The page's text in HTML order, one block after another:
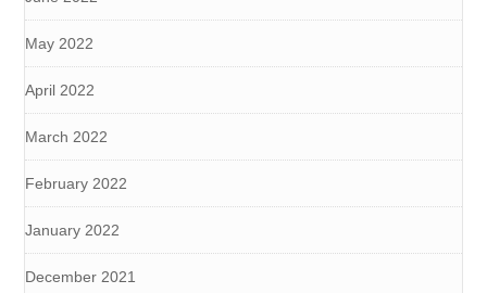
May 2022
April 2022
March 2022
February 2022
January 2022
December 2021